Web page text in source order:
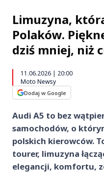
Limuzyna,
Polaków.
dziś mniej, niż
11.06.2026 | 20:00
Moto Newsy
Dodaj w Google
Audi A5 to bez
samochodów, o
polskich kierowców.
tourer, limuzyna
elegancji, komfortu,